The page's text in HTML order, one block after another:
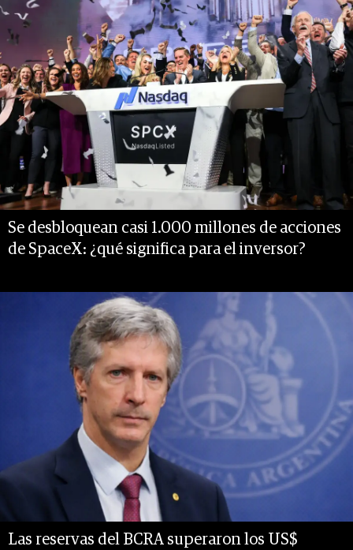
Se desbloquean casi 1.000 millones de acciones
de SpaceX: ¿qué significa para el inversor?
Las reservas del BCRA superaron los US$